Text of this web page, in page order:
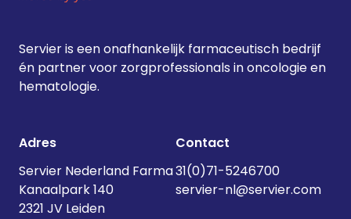
Servier is een onafhankelijk farmaceutisch bedrijf
én partner voor zorgprofessionals in oncologie en
hematologie.
Adres
Servier Nederland Farma
Kanaalpark 140
2321 JV Leiden
Contact
31(0)71-5246700
servier-nl@servier.com